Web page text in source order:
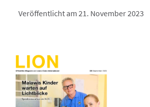
Veröffentlicht am 21. November 2023